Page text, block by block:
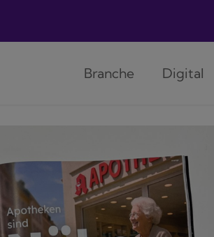
Branche Digital